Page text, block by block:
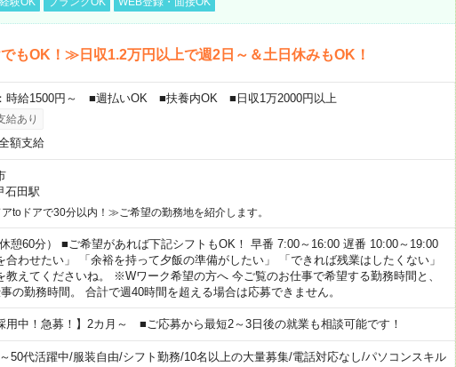
もOK！≫日収1.2万円以上で週2日～＆土日休みもOK！
時給1500円～ ■週払いOK ■扶養内OK ■日収1万2000円以上
給あり
額支給
石田駅
toドアで30分以内！≫ご希望の勤務地を紹介します。
憩60分） ■ご希望があれば下記シフトもOK！ 早番 7:00～16:00 遅番 10:00～19:00
合わせたい」 「余裕を持って夕飯の準備がしたい」 「できれば残業はしたくない」
教えてくださいね。 ※Wワーク希望の方へ 今ご覧のお仕事で希望する勤務時間と、
の勤務時間。 合計で週40時間を超える場合は応募できません。
用中！急募！】2カ月～ ■ご応募から最短2～3日後の就業も相談可能です！
50代活躍中/服装自由/シフト勤務/10名以上の大量募集/電話対応なし/パソコンスキル